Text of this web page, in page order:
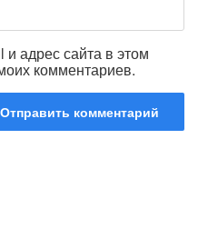
адрес сайта в этом
комментариев.